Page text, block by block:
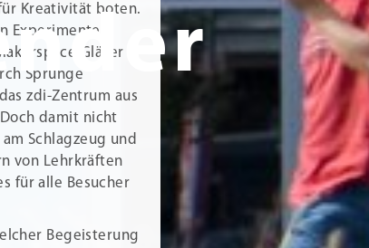
Kreativität boten.
Experimente
Gläser
Sprünge
zdi-Zentrum aus
damit nicht
Schlagzeug und
von Lehrkräften
für alle Besucher
Begeisterung